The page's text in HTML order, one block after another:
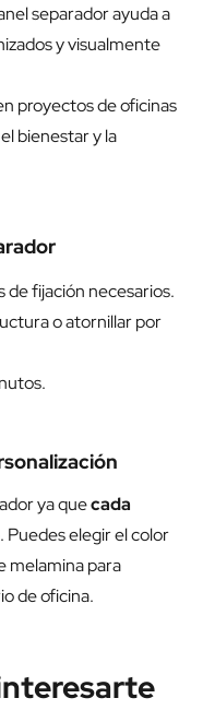
separador ayuda a
y visualmente
proyectos de oficinas
bienestar y la
de fijación necesarios.
o atornillar por
ya quecada
. Puedes elegir el color
melamina para
de oficina.